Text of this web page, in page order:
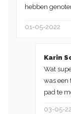
hebben
01-05-2022
Karin
Wat
was een
pad te
03-05-22